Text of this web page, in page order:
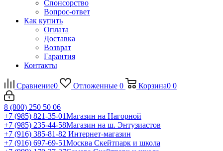
Спонсорство
Вопрос-ответ
Как купить
Оплата
Доставка
Возврат
Гарантия
Контакты
Сравнение0 Отложенные 0 Корзина0 0
8 (800) 250 50 06
+7 (985) 821-35-01Магазин на Нагорной
+7 (985) 235-44-58Магазин на ш. Энтузиастов
+7 (916) 385-81-82 Интернет-магазин
+7 (916) 697-69-51Москва Скейтпарк и школа